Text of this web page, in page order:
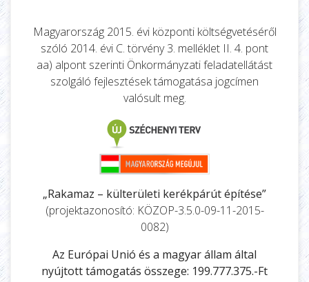
Magyarország 2015. évi központi költségvetéséről
szóló 2014. évi C. törvény 3. melléklet II. 4. pont
aa) alpont szerinti Önkormányzati feladatellátást
szolgáló fejlesztések támogatása jogcímen
valósult meg.
„Rakamaz – külterületi kerékpárút építése”
(projektazonosító: KÖZOP-3.5.0-09-11-2015-
0082)
Az Európai Unió és a magyar állam által
nyújtott támogatás összege: 199.777.375.-Ft